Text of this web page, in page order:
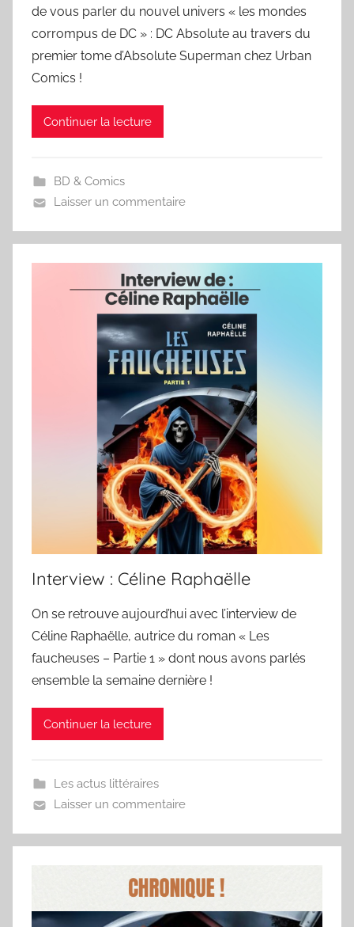
de vous parler du nouvel univers « les mondes
corrompus de DC » : DC Absolute au travers du
premier tome d’Absolute Superman chez Urban
Comics !
Continuer la lecture
BD & Comics
Laisser un commentaire
Interview : Céline Raphaëlle
On se retrouve aujourd’hui avec l’interview de
Céline Raphaëlle, autrice du roman « Les
faucheuses – Partie 1 » dont nous avons parlés
ensemble la semaine dernière !
Continuer la lecture
Les actus littéraires
Laisser un commentaire